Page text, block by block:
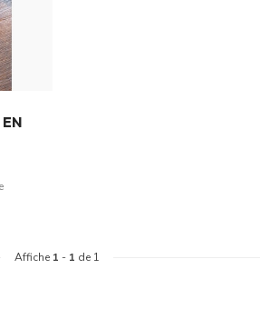
Affiche 1 - 1 de 1